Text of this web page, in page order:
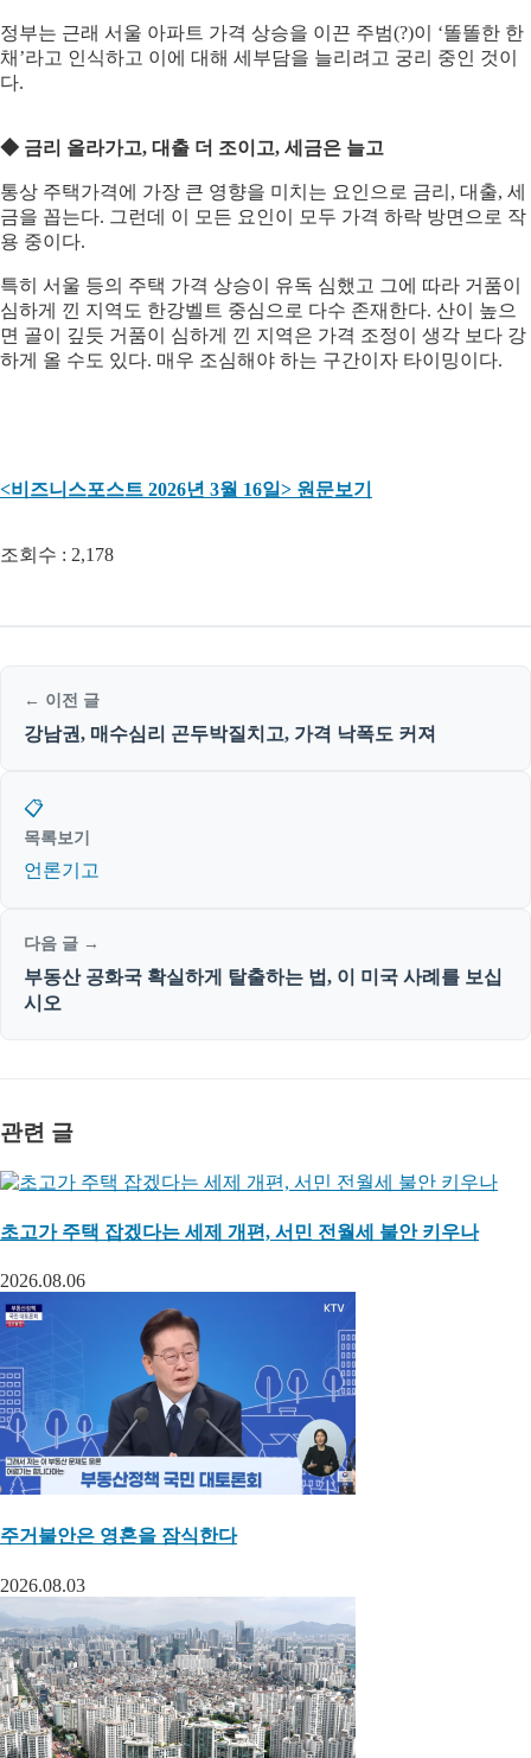
정부는 근래 서울 아파트 가격 상승을 이끈 주범(?)이 ‘똘똘한 한
채’라고 인식하고 이에 대해 세부담을 늘리려고 궁리 중인 것이
다.
◆ 금리 올라가고, 대출 더 조이고, 세금은 늘고
통상 주택가격에 가장 큰 영향을 미치는 요인으로 금리, 대출, 세
금을 꼽는다. 그런데 이 모든 요인이 모두 가격 하락 방면으로 작
용 중이다.
특히 서울 등의 주택 가격 상승이 유독 심했고 그에 따라 거품이
심하게 낀 지역도 한강벨트 중심으로 다수 존재한다. 산이 높으
면 골이 깊듯 거품이 심하게 낀 지역은 가격 조정이 생각 보다 강
하게 올 수도 있다. 매우 조심해야 하는 구간이자 타이밍이다.
<비즈니스포스트 2026년 3월 16일> 원문보기
조회수 : 2,178
← 이전 글
강남권, 매수심리 곤두박질치고, 가격 낙폭도 커져
📋
목록보기
언론기고
다음 글 →
부동산 공화국 확실하게 탈출하는 법, 이 미국 사례를 보십
시오
관련 글
초고가 주택 잡겠다는 세제 개편, 서민 전월세 불안 키우나
2026.08.06
주거불안은 영혼을 잠식한다
2026.08.03